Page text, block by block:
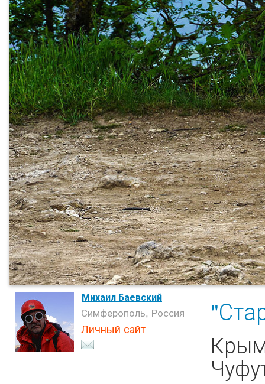
Михаил Баевский
Симферополь, Россия
Личный сайт